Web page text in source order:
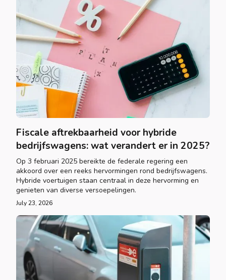
Fiscale aftrekbaarheid voor hybride
bedrijfswagens: wat verandert er in 2025?
Op 3 februari 2025 bereikte de federale regering een
akkoord over een reeks hervormingen rond bedrijfswagens.
Hybride voertuigen staan centraal in deze hervorming en
genieten van diverse versoepelingen.
July 23, 2026